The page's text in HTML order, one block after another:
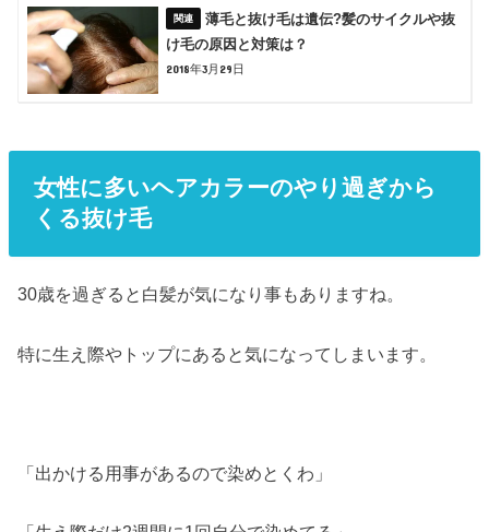
薄毛と抜け毛は遺伝?髪のサイクルや抜
け毛の原因と対策は？
2018年3月29日
女性に多いヘアカラーのやり過ぎから
くる抜け毛
30歳を過ぎると白髪が気になり事もありますね。
特に生え際やトップにあると気になってしまいます。
「出かける用事があるので染めとくわ」